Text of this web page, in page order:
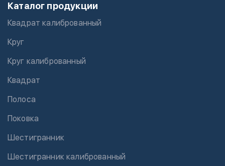
Каталог продукции
Квадрат калиброванный
Круг
Круг калиброванный
Квадрат
Полоса
Поковка
Шестигранник
Шестигранник калиброванный